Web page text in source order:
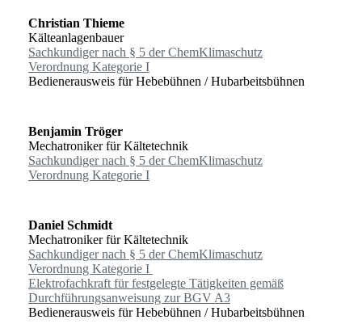
Christian Thieme
Kälteanlagenbauer
Sachkundiger nach § 5 der ChemKlimaschutz
Verordnung Kategorie I
Bedienerausweis für Hebebühnen / Hubarbeitsbühnen
Benjamin Tröger
Mechatroniker für Kältetechnik
Sachkundiger nach § 5 der ChemKlimaschutz
Verordnung Kategorie I
Daniel Schmidt
Mechatroniker für Kältetechnik
Sachkundiger nach § 5 der ChemKlimaschutz
Verordnung Kategorie I
Elektrofachkraft für festgelegte Tätigkeiten gemäß
Durchführungsanweisung zur BGV A3
Bedienerausweis für Hebebühnen / Hubarbeitsbühnen